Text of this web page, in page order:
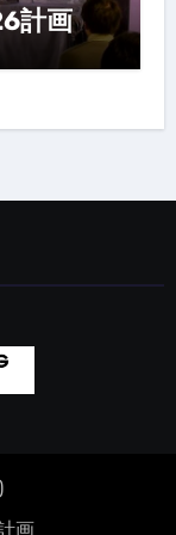
計画
画